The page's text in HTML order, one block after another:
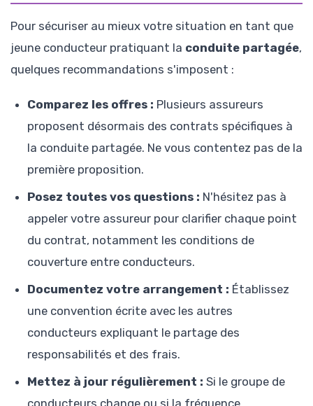
Pour sécuriser au mieux votre situation en tant que
jeune conducteur pratiquant la conduite partagée,
quelques recommandations s'imposent :
Comparez les offres : Plusieurs assureurs
proposent désormais des contrats spécifiques à
la conduite partagée. Ne vous contentez pas de la
première proposition.
Posez toutes vos questions : N'hésitez pas à
appeler votre assureur pour clarifier chaque point
du contrat, notamment les conditions de
couverture entre conducteurs.
Documentez votre arrangement : Établissez
une convention écrite avec les autres
conducteurs expliquant le partage des
responsabilités et des frais.
Mettez à jour régulièrement : Si le groupe de